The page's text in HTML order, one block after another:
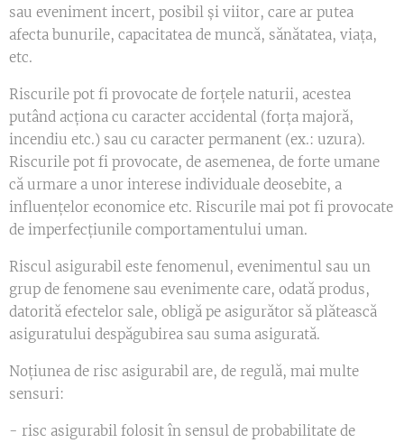
sau eveniment incert, posibil și viitor, care ar putea
afecta bunurile, capacitatea de muncă, sănătatea, viața,
etc.
Riscurile pot fi provocate de forțele naturii, acestea
putând acționa cu caracter accidental (forța majoră,
incendiu etc.) sau cu caracter permanent (ex.: uzura).
Riscurile pot fi provocate, de asemenea, de forte umane
că urmare a unor interese individuale deosebite, a
influențelor economice etc. Riscurile mai pot fi provocate
de imperfecțiunile comportamentului uman.
Riscul asigurabil este fenomenul, evenimentul sau un
grup de fenomene sau evenimente care, odată produs,
datorită efectelor sale, obligă pe asigurător să plătească
asiguratului despăgubirea sau suma asigurată.
Noțiunea de risc asigurabil are, de regulă, mai multe
sensuri:
- risc asigurabil folosit în sensul de probabilitate de